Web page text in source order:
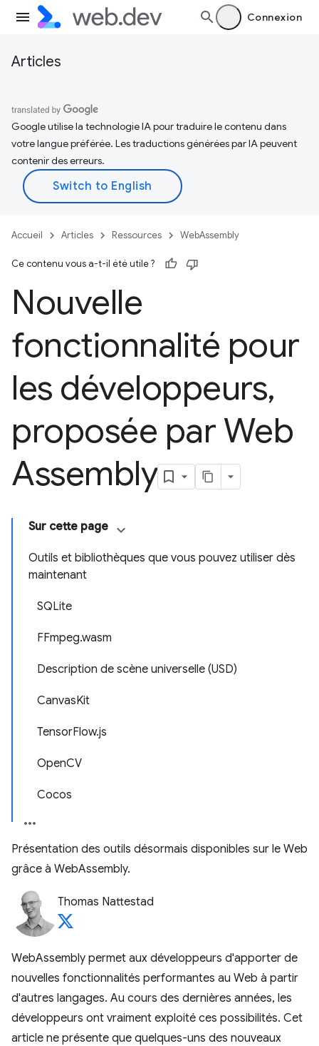
Connexion
Articles
Google utilise la technologie IA pour traduire le contenu dans
votre langue préférée. Les traductions générées par IA peuvent
contenir des erreurs.
Accueil Articles Ressources WebAssembly
Ce contenu vous a-t-il été utile ?
Nouvelle
fonctionnalité pour
les développeurs,
proposée par Web
Assembly
Sur cette page
Outils et bibliothèques que vous pouvez utiliser dès
maintenant
SQLite
FFmpeg.wasm
Description de scène universelle (USD)
CanvasKit
TensorFlow.js
OpenCV
Cocos
Présentation des outils désormais disponibles sur le Web
grâce à WebAssembly.
Thomas Nattestad
WebAssembly permet aux développeurs d'apporter de
nouvelles fonctionnalités performantes au Web à partir
d'autres langages. Au cours des dernières années, les
développeurs ont vraiment exploité ces possibilités. Cet
article ne présente que quelques-uns des nouveaux